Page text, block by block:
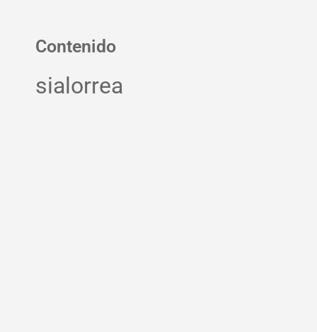
Contenido
sialorrea